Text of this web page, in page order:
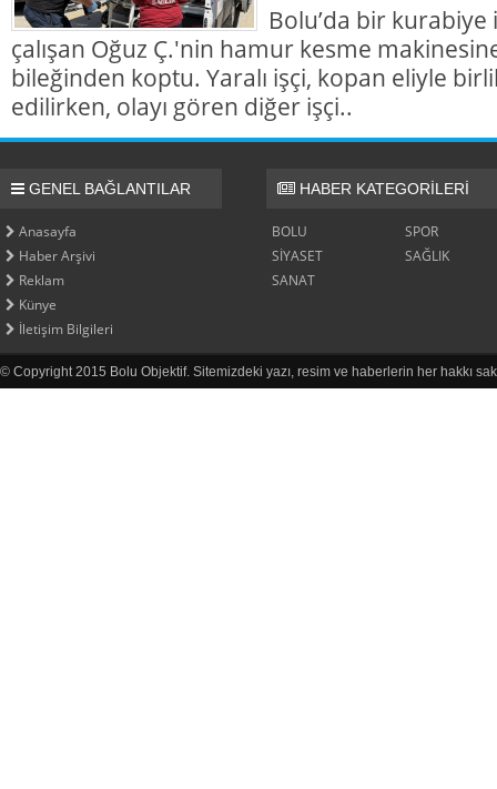
Bolu’da bir
çalışan Oğuz Ç.'nin hamur kesme
bileğinden koptu. Yaralı işçi, kopan eliyle
edilirken, olayı gören diğer işçi..
GENEL BAĞLANTILAR
Anasayfa
Haber Arşivi
Reklam
Künye
İletişim Bilgileri
HABER KATEGORİLERİ
BOLU
SPOR
SİYASET
SAĞLIK
SANAT
© Copyright 2015 Bolu Objektif. Sitemizdeki yazı, resim ve haberlerin her hakkı